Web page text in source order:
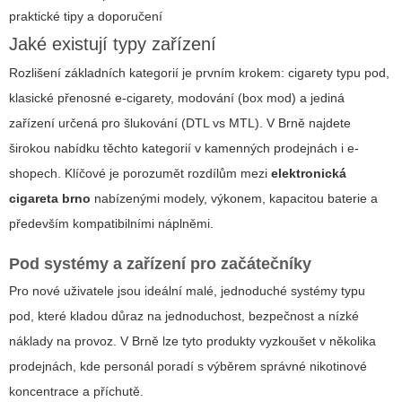
praktické tipy a doporučení
Jaké existují typy zařízení
Rozlišení základních kategorií je prvním krokem: cigarety typu pod,
klasické přenosné e-cigarety, modování (box mod) a jediná
zařízení určená pro šlukování (DTL vs MTL). V Brně najdete
širokou nabídku těchto kategorií v kamenných prodejnách i e-
shopech. Klíčové je porozumět rozdílům mezi elektronická
cigareta brno nabízenými modely, výkonem, kapacitou baterie a
především kompatibilními náplněmi.
Pod systémy a zařízení pro začátečníky
Pro nové uživatele jsou ideální malé, jednoduché systémy typu
pod, které kladou důraz na jednoduchost, bezpečnost a nízké
náklady na provoz. V Brně lze tyto produkty vyzkoušet v několika
prodejnách, kde personál poradí s výběrem správné nikotinové
koncentrace a příchutě.